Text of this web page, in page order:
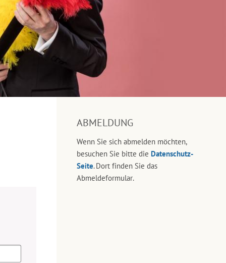
ABMELDUNG
Wenn Sie sich abmelden möchten,
besuchen Sie bitte die Datenschutz-
Seite. Dort finden Sie das
Abmeldeformular.